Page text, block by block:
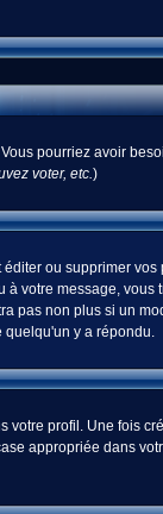
pourriez avoir
voter, etc.)
ou supprimer
votre message,
pas non plus si un
quelqu'un y a répondu.
votre profil. Une fois
appropriée dans